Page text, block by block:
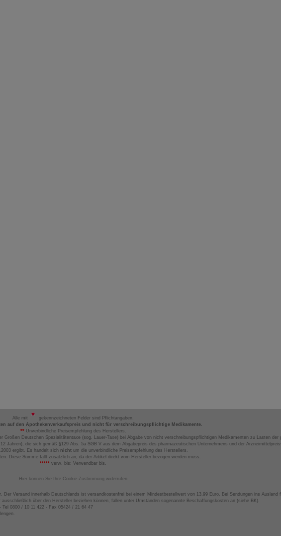
Alle mit
gekennzeichneten Felder sind Pflichtangaben.
auf den Apothekenverkaufspreis und nicht für verschreibungspflichtige Medikamente.
**Unverbindliche Preisempfehlung des Herstellers.
Großen Deutschen Spezialitätentaxe (sog. Lauer-Taxe) bei Abgabe von nicht verschreibungspflichtigen Medikamenten zu Lasten der
Jahren), die sich gemäß §129 Abs. 5a SGB V aus dem Abgabepreis des pharmazeutischen Unternehmens und der
ergibt. Es handelt sich nicht um die unverbindliche Preisempfehlung des Herstellers.
Diese Summe fällt zusätzlich an, da der Artikel direkt vom Hersteller bezogen werden muss.
***** verw. bis: Verwendbar bis.
Hier können Sie Ihre Cookie-Zustimmung widerrufen
Der Versand innerhalb Deutschlands ist versandkostenfrei bei einem Mindestbestellwert von 13,99 Euro. Bei Sendungen ins Ausland
ausschließlich über den Hersteller beziehen können, fallen unter Umständen sogenannte Beschaffungskosten an (siehe BK).
0800 / 10 11 422 - Fax 05424 / 21 64 47